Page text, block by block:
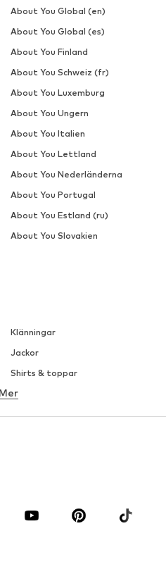
Klänningar
Jackor
Shirts & toppar
Underkläder
Mer
About You Global (en)
About You Global (es)
About You Finland
About You Schweiz (fr)
About You Luxemburg
About You Ungern
About You Italien
About You Lettland
About You Nederländerna
About You Portugal
About You Estland (ru)
About You Slovakien